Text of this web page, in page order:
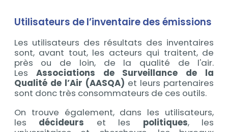
Utilisateurs de l’inventaire des émissions
Les utilisateurs des résultats des inventaires
sont, avant tout, les acteurs qui traitent, de
près ou de loin, de la qualité de l'air.
Les Associations de Surveillance de la
Qualité de l’Air (AASQA) et leurs partenaires
sont donc très consommateurs de ces outils.
On trouve également, dans les utilisateurs,
les décideurs et les politiques, les